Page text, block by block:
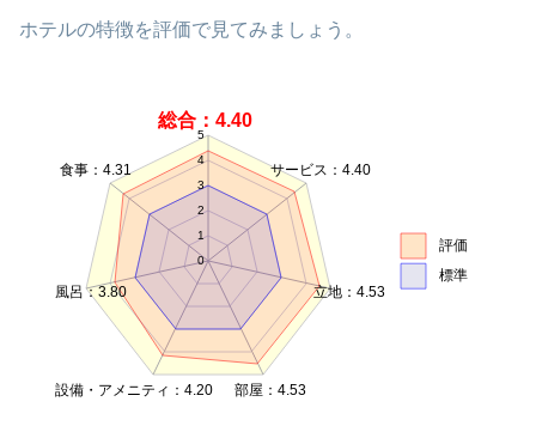
ホテルの特徴を評価で見てみましょう。
0
1
2
3
4
5
総合：4.40
サービス：4.40
立地：4.53
部屋：4.53
設備・アメニティ：4.20
風呂：3.80
食事：4.31
評価
標準